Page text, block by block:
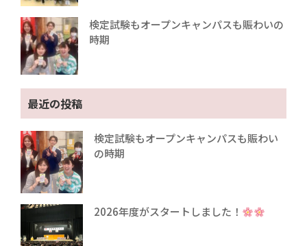
検定試験もオープンキャンパスも賑わいの
時期
最近の投稿
検定試験もオープンキャンパスも賑わい
の時期
2026年度がスタートしました！